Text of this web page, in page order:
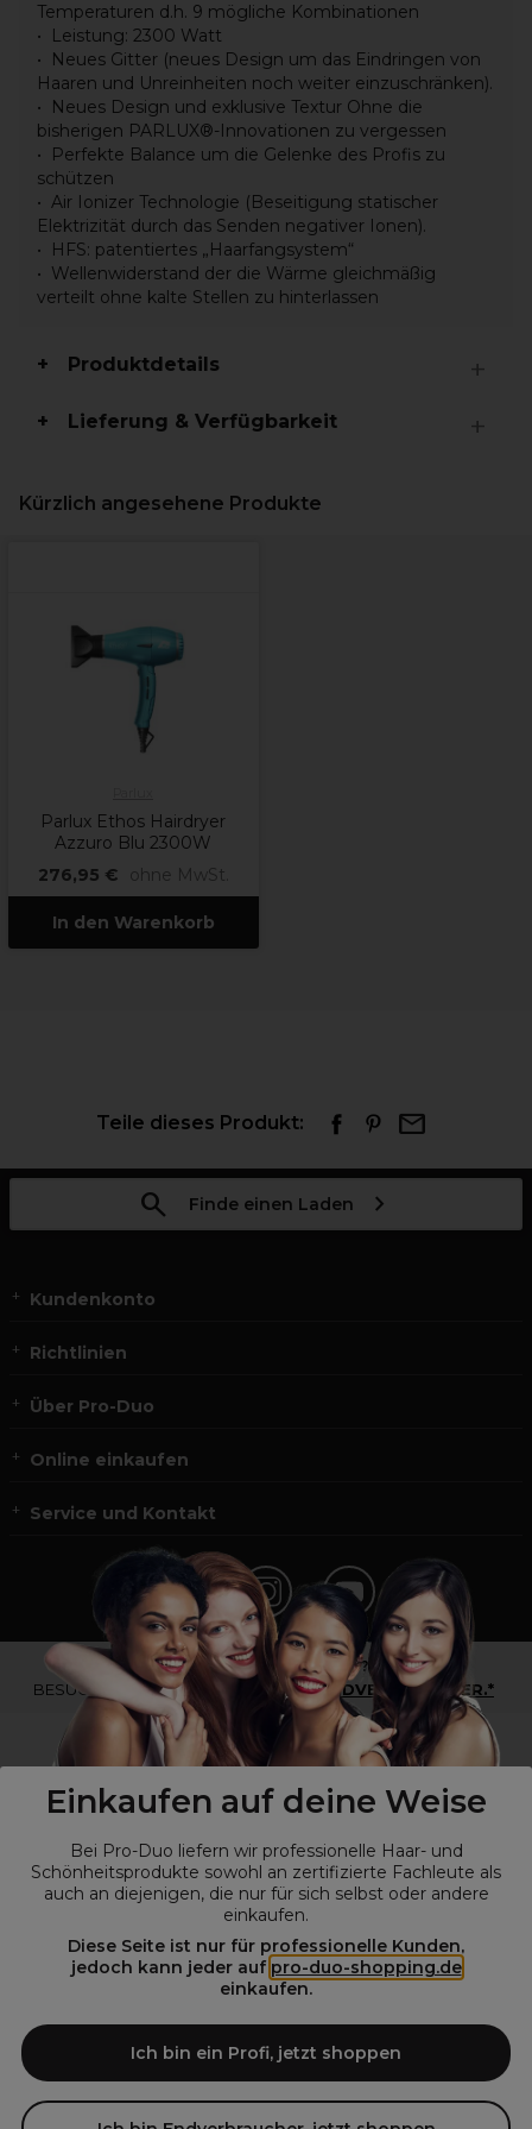
Einkaufen auf deine Weise
Bei Pro-Duo liefern wir professionelle Haar- und
Schönheitsprodukte sowohl an zertifizierte Fachleute als
auch an diejenigen, die nur für sich selbst oder andere
einkaufen.
Diese Seite ist nur für professionelle Kunden,
jedoch kann jeder auf pro-duo-shopping.de
einkaufen.
Ich bin ein Profi, jetzt shoppen
Temperaturen d.h. 9 mögliche Kombinationen
Leistung: 2300 Watt
Neues Gitter (neues Design um das Eindringen von
Haaren und Unreinheiten noch weiter einzuschränken).
Neues Design und exklusive Textur Ohne die
bisherigen PARLUX®-Innovationen zu vergessen
Perfekte Balance um die Gelenke des Profis zu
schützen
Air Ionizer Technologie (Beseitigung statischer
Elektrizität durch das Senden negativer Ionen).
HFS: patentiertes „Haarfangsystem“
Wellenwiderstand der die Wärme gleichmäßig
verteilt ohne kalte Stellen zu hinterlassen
Produktdetails
Lieferung & Verfügbarkeit
Kürzlich angesehene Produkte
Parlux Ethos Hairdryer
Azzuro Blu 2300W
276,95 €
ohne MwSt.
In den Warenkorb
Teile dieses Produkt:
Finde einen Laden
Kundenkonto
Richtlinien
Über Pro-Duo
Online einkaufen
Service und Kontakt
*Du bist kein Profikunde?
BESUCHE
UNSERE WEBSEITE FÜR ENDVERBRAUCHER.*
© Alle Rechte vorbehalten © Pro-Duo2026
Pro-Duo ist Ihr zuverlässiger Partner für hochwertige Produkte im
hochwertigen Produkte, von der Haarpflege über das Make-up bis hin
zu Spezialwerkzeugen, sind so konzipiert, dass sie die Erwartungen
von Friseursalons und Kosmetikstudios übertreffen. Verlassen Sie sich
auf Pro-Duo für erstklassige Qualität und zeitgemäße Lösungen.